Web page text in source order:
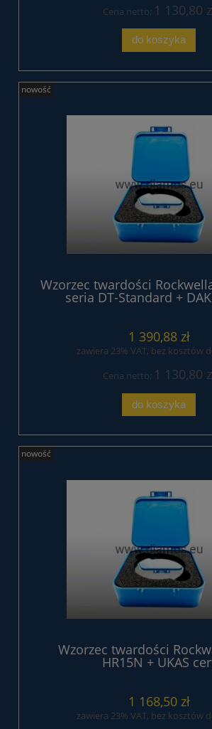
Cena netto: 1 130,80
do koszyka
Wzorzec twardości
seria DT-Standard +
1 390,88 zł
zawiera 23% VAT, bez kosztów
Cena netto: 1 130,80
do koszyka
nowość
Wzorzec twardości
HR15N + UKAS
1 168,50 zł
zawiera 23% VAT, bez kosztów
nowość